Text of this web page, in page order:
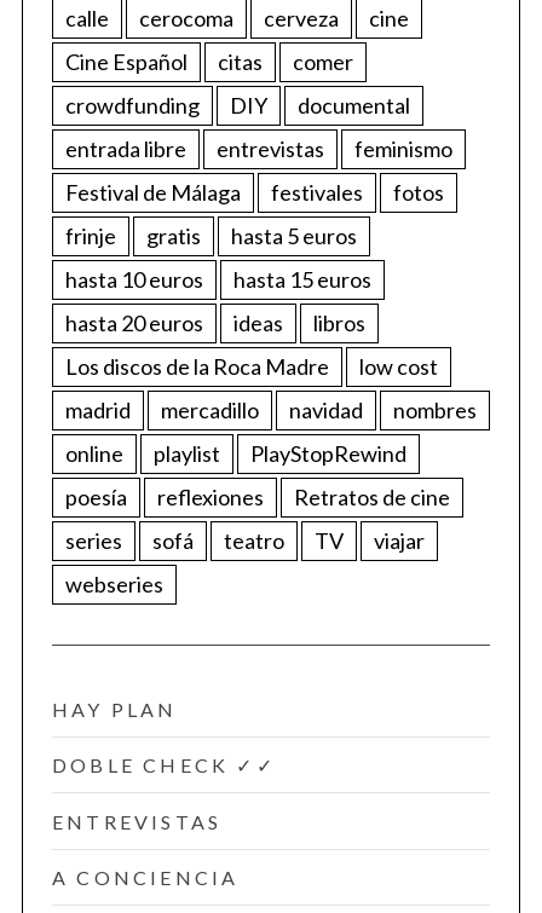
calle
cerocoma cerveza
cine
Cine Español
citas
comer
crowdfunding
DIY
documental
entrada libre
entrevistas
feminismo
Festival de Málaga
festivales
fotos
frinje
gratis
hasta 5 euros
hasta 10 euros
hasta 15 euros
hasta 20 euros
ideas
libros
Los discos de la Roca Madre
low cost
madrid
mercadillo navidad
nombres
online
playlist
PlayStopRewind
poesía
reflexiones
Retratos de cine
series
sofá teatro TV
viajar
webseries
HAY PLAN
DOBLE CHECK ✓✓
ENTREVISTAS
A CONCIENCIA